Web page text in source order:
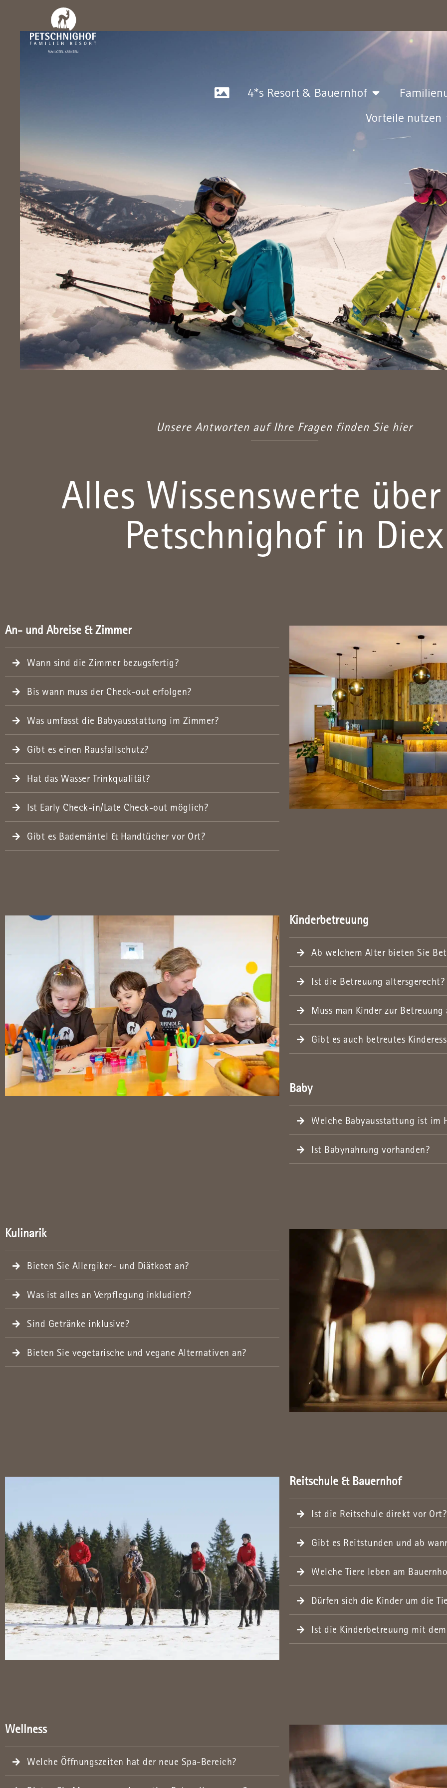
4*s Resort & Bauernhof
Vorteile nutzen
Unsere Antworten auf Ihre Fragen finden Sie hier
Alles Wissenswerte
Petschnighof in Diex
An- und Abreise & Zimmer
Wann sind die Zimmer bezugsfertig?
Bis wann muss der Check-out erfolgen?
Was umfasst die Babyausstattung im Zimmer?
Gibt es einen Rausfallschutz?
Hat das Wasser Trinkqualität?
Ist Early Check-in/Late Check-out möglich?
Gibt es Bademäntel & Handtücher vor Ort?
Kinderbetreuung
Ab welchem Alter bieten Sie
Ist die Betreuung altersgerecht?
Muss man Kinder zur Betreuung
Gibt es auch betreutes
Baby
Welche Babyausstattung ist im
Ist Babynahrung vorhanden?
Kulinarik
Bieten Sie Allergiker- und Diätkost an?
Was ist alles an Verpflegung inkludiert?
Sind Getränke inklusive?
Bieten Sie vegetarische und vegane Alternativen an?
Reitschule & Bauernhof
Ist die Reitschule direkt vor Ort?
Gibt es Reitstunden und ab
Welche Tiere leben am
Dürfen sich die Kinder um die
Ist die Kinderbetreuung mit
Wellness
Welche Öffnungszeiten hat der neue Spa-Bereich?